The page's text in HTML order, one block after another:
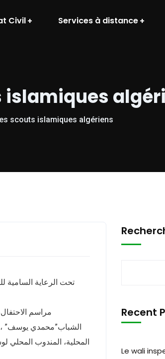
Civil Services à distance
scouts islamiques algériens
تحت الرعاية السامية
مراسم
الشباب”محمدي يوسف” ،
المحلية، المندوب المحلي
Recent
Le wali